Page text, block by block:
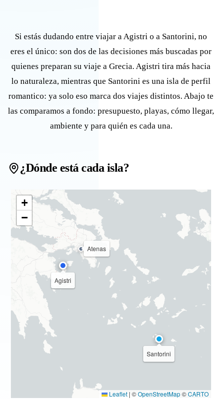
Si estás dudando entre viajar a Agistri o a Santorini, no
eres el único: son dos de las decisiones más buscadas por
quienes preparan su viaje a Grecia. Agistri tira más hacia
lo naturaleza, mientras que Santorini es una isla de perfil
romantico: ya solo eso marca dos viajes distintos. Abajo te
las comparamos a fondo: presupuesto, playas, cómo llegar,
ambiente y para quién es cada una.
¿Dónde está cada isla?
Agistri
Santorini
Atenas
+
−
Leaflet | ©OpenStreetMap©CARTO